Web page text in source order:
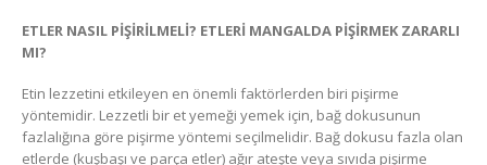
ETLER NASIL PİŞİRİLMELİ? ETLERİ MANGALDA PİŞİRMEK ZARARLI
MI?
Etin lezzetini etkileyen en önemli faktörlerden biri pişirme
yöntemidir. Lezzetli bir et yemeği yemek için, bağ dokusunun
fazlalığına göre pişirme yöntemi seçilmelidir. Bağ dokusu fazla olan
etlerde (kuşbaşı ve parça etler) ağır ateşte veya sıvıda pişirme